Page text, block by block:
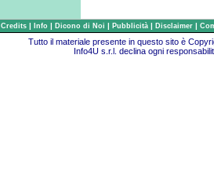
Credits | Info | Dicono di Noi | Pubblicità | Disclaimer |
Tutto il materiale presente in questo sito è
Info4U s.r.l. declina ogni